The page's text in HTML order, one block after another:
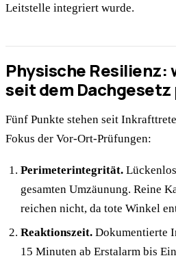
Leitstelle integriert wurde.
Physische Resilienz:
seit dem
Fünf Punkte stehen seit
Fokus der Vor-Ort-Prüfungen:
Perimeterintegrität.
gesamten Umzäunung. Reine
reichen nicht, da tote Winkel
Reaktionszeit. Dokumentierte
15 Minuten ab Erstalarm bis